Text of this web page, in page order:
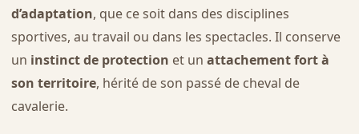
d’adaptation, que ce soit dans des disciplines
sportives, au travail ou dans les spectacles. Il conserve
un instinct de protection et un attachement fort à
son territoire, hérité de son passé de cheval de
cavalerie.